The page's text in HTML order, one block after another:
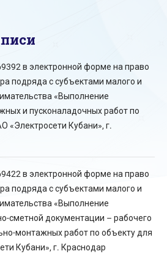
в электронной форме на право
подряда с субъектами малого и
«Выполнение
и пусконаладочных работ по
«Электросети Кубани», г.
в электронной форме на право
подряда с субъектами малого и
«Выполнение
сметной документации – рабочего
монтажных работ по объекту для
Кубани», г. Краснодар